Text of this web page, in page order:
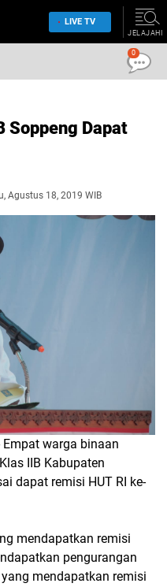
LIVE TV
JELAJAHI
Soppeng Dapat
Agustus 18, 2019 WIB
Empat warga binaan
IIB Kabupaten
dapat remisi HUT RI ke-
mendapatkan remisi
pengurangan
mendapatkan remisi
0